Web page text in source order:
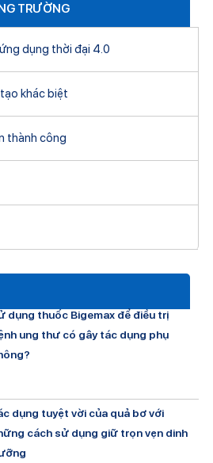
TRƯỜNG
dụng thời đại 4.0
khác biệt
thành công
dụng thuốc Bigemax để điều trị
ung thư có gây tác dụng phụ
dụng tuyệt vời của quả bơ với
cách sử dụng giữ trọn vẹn dinh